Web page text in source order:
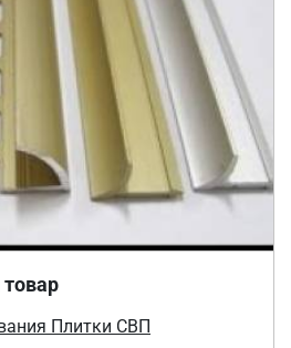
Плитки СВП